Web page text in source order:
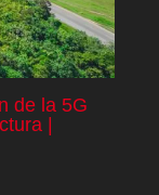
de la 5G
|